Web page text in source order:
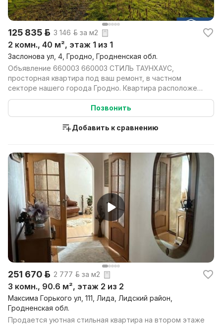
125 835 р. 3 146 р. за м2
2 комн., 40 м², этаж 1 из 1
Заслонова ул, 4, Гродно, Гродненская обл.
Объявление 660003 660003 СТИЛЬ ТАУНХАУС,
просторная квартира под ваш ремонт, в частном
секторе нашего города Гродно. Квартира расположена
в частном д...
Позвонить
Добавить к сравнению
251 670 р. 2 777 р. за м2
3 комн., 90.6 м², этаж 2 из 2
Максима Горького ул, 111, Лида, Лидский район,
Гродненская обл.
Продается уютная стильная квартира на втором этаже